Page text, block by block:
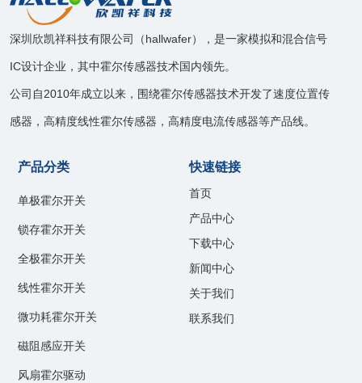
深圳欣凯祥科技有限公司（hallwafer），是一家模拟和混合信号
IC设计企业，其中霍尔传感器技术国内领先。
公司自2010年成立以来，围绕霍尔传感器技术开发了速度位置传
感器，高精度线性霍尔传感器，高精度电流传感器等产品线。
产品分类
单极霍尔开关
锁存霍尔开关
全极霍尔开关
线性霍尔开关
微功耗霍尔开关
磁阻感应开关
风扇霍尔驱动
快速链接
首页
产品中心
下载中心
新闻中心
关于我们
联系我们